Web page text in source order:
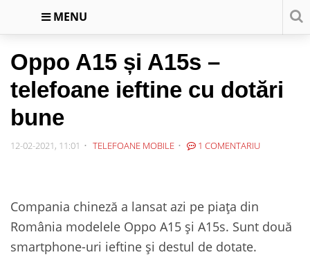
MENU
Oppo A15 și A15s –
telefoane ieftine cu dotări
bune
12-02-2021, 11:01 TELEFOANE MOBILE 1 COMENTARIU
Compania chineză a lansat azi pe piața din
România modelele Oppo A15 și A15s. Sunt două
smartphone-uri ieftine și destul de dotate.